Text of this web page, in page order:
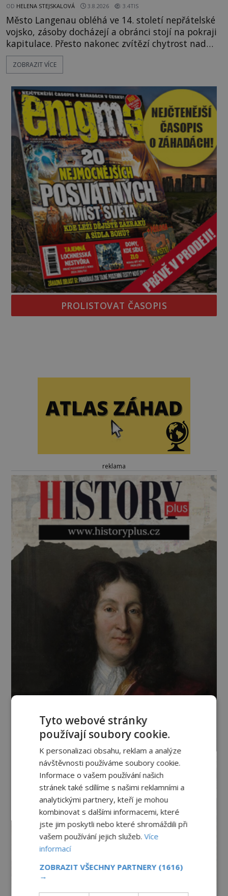
OD HELENA STEJSKALOVÁ 3.8.2026 3.4TIS
Město Langenau obléhá ve 14. století nepřátelské
vojsko, zásoby docházejí a obránci stojí na pokraji
kapitulace. Přesto nakonec zvítězí chytrost nad
hrubou silou. Podle staré německé legendy vypustí
obyvatelé za hradby dobře živeného králíka, aby
dost. Čas pracuje pro obléhatele. Ve městě ubývají
zásoby a každý den znamená další porci strádá
ZOBRAZIT VÍCE
PROLISTOVAT ČASOPIS
reklama
Tyto webové stránky
používají soubory cookie.
K personalizaci obsahu, reklam a analýze
návštěvnosti používáme soubory cookie.
Informace o vašem používání našich
stránek také sdílíme s našimi reklamními a
analytickými partnery, kteří je mohou
kombinovat s dalšími informacemi, které
jste jim poskytli nebo které shromáždili při
vašem používání jejich služeb.Více
informací
ZOBRAZIT VŠECHNY PARTNERY (1616)
→